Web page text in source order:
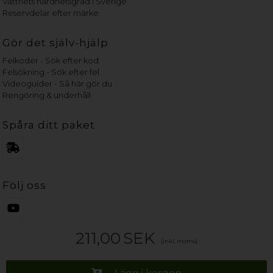
211,00 SEK (inkl. moms)
Reservdelar efter märke
Gör det själv-hjälp
Felkoder - Sök efter kod
Felsökning - Sök efter fel
Videoguider - Så här gör du
Rengöring & underhåll
Spåra ditt paket
Följ oss